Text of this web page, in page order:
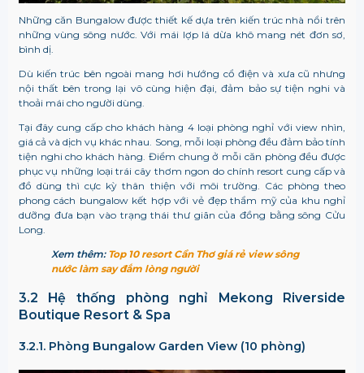
Những căn Bungalow được thiết kế dựa trên kiến trúc nhà nổi trên
những vùng sông nước. Với mái lợp lá dừa khô mang nét đơn sơ,
bình dị.
Dù kiến trúc bên ngoài mang hơi hướng cổ điện và xưa cũ nhưng
nội thất bên trong lại vô cùng hiện đại, đảm bảo sự tiện nghi và
thoải mái cho người dùng.
Tại đây cung cấp cho khách hàng 4 loại phòng nghỉ với view nhìn,
giá cả và dịch vụ khác nhau. Song, mỗi loại phòng đều đảm bảo tính
tiện nghi cho khách hàng. Điểm chung ở mỗi căn phòng đều được
phục vụ những loại trái cây thơm ngon do chính resort cung cấp và
đồ dùng thì cực kỳ thân thiện với môi trường. Các phòng theo
phong cách bungalow kết hợp với vẻ đẹp thẩm mỹ của khu nghỉ
dưỡng đưa bạn vào trạng thái thư giãn của đồng bằng sông Cửu
Long.
Xem thêm: Top 10 resort Cần Thơ giá rẻ view sông
nước làm say đắm lòng người
3.2 Hệ thống phòng nghỉ Mekong Riverside
Boutique Resort & Spa
3.2.1. Phòng Bungalow Garden View (10 phòng)